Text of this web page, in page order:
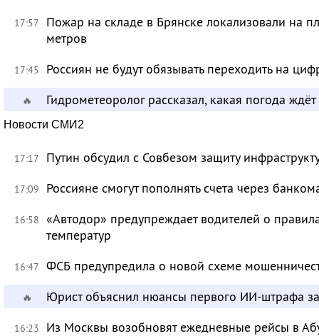
17:57
Пожар на складе в Брянске локализовали на
метров
17:45 Россиян не будут обязывать переходить на
🔥 Гидрометеоролог рассказал, какая погода
Новости СМИ2
17:17 Путин обсудил с Совбезом защиту
17:09 Россияне смогут пополнять счета через
16:58 «Автодор» предупреждает водителей о
температур
16:47 ФСБ предупредила о новой схеме
🔥 Юрист объяснил нюансы первого ИИ-штрафа
16:23 Из Москвы возобновят ежедневные рейсы в